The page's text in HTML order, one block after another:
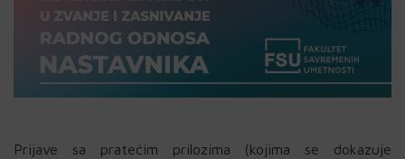
Prijave sa pratećim prilozima (kojima se dokazuje